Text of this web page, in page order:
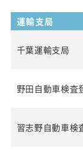
運輸支局
千葉運輸支局
野田自動車検査
習志野自動車検